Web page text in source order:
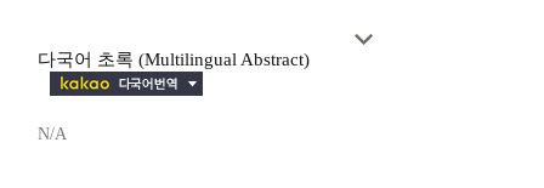
다국어 초록 (Multilingual Abstract)
N/A